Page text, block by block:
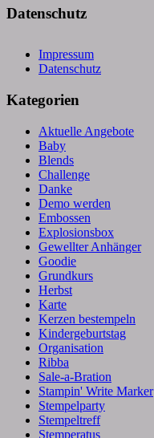
Datenschutz
Impressum
Datenschutz
Kategorien
Aktuelle Angebote
Baby
Blends
Challenge
Danke
Demo werden
Embossen
Explosionsbox
Gewellter Anhänger
Goodie
Grundkurs
Herbst
Karte
Kerzen bestempeln
Kindergeburtstag
Organisation
Ribba
Sale-a-Bration
Stampin' Write Marker
Stempelparty
Stempeltreff
Stemperatus